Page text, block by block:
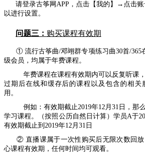
请登录古筝网APP，点击【我的】 →点击账
以进行设置。
问题三： 购买课程有效期
① 流行古筝曲/邓翊群专项练习曲30首/365
级会员，均属于年费课程。
年费课程在课程有效期内可以反复听课，
过期后在线和缓存后的课程以及包含的相关
用。
例如：有效期截止2019年12月31日，那么
学习课程。（按照公历自然日计算）学员A于
有效期截止到2019年12月31日
② 直播课属于一次性购买后无限次数回
心课程有效期，任何时间均可观看。